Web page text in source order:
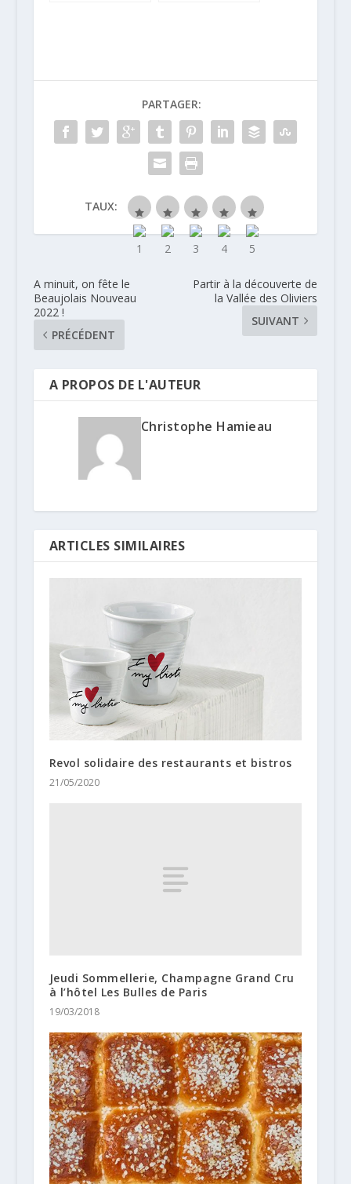
PARTAGER:
TAUX:
A minuit, on fête le
Beaujolais Nouveau
2022 !
PRÉCÉDENT
Partir à la découverte de
la Vallée des Oliviers
SUIVANT
A PROPOS DE L'AUTEUR
Christophe Hamieau
ARTICLES SIMILAIRES
Revol solidaire des restaurants et bistros
21/05/2020
Jeudi Sommellerie, Champagne Grand Cru
à l’hôtel Les Bulles de Paris
19/03/2018